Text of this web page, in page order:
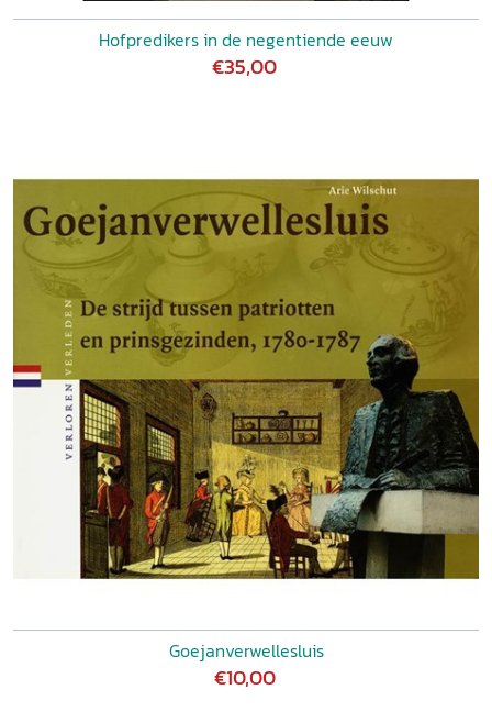
Hofpredikers in de negentiende eeuw
€35,00
Goejanverwellesluis
€10,00